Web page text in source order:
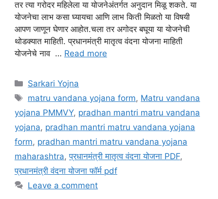
तर त्या गरोदर महिलेला या योजनेअंतर्गत अनुदान मिळू शकते. या
योजनेचा लाभ कसा घ्यायचा आणि लाभ किती मिळतो या विषयी
आपण जाणून घेणार आहोत.चला तर अगोदर बघूया या योजनेची
थोडक्यात माहिती. प्रधानमंत्री मातृत्व वंदना योजना माहिती
योजनेचे नाव … Read more
Categories
Sarkari Yojna
Tags
matru vandana yojana form, Matru vandana
yojana PMMVY, pradhan mantri matru vandana
yojana, pradhan mantri matru vandana yojana
form, pradhan mantri matru vandana yojana
maharashtra,प्रधानमंत्री मातृत्व वंदना योजना PDF,
प्रधानमंत्री वंदना योजना फॉर्म pdf
Leave a comment